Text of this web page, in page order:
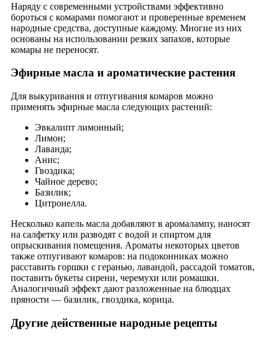
Наряду с современными устройствами эффективно
бороться с комарами помогают и проверенные временем
народные средства, доступные каждому. Многие из них
основаны на использовании резких запахов, которые
комары не переносят.
Эфирные масла и ароматические растения
Для выкуривания и отпугивания комаров можно
применять эфирные масла следующих растений:
Эвкалипт лимонный;
Лимон;
Лаванда;
Анис;
Гвоздика;
Чайное дерево;
Базилик;
Цитронелла.
Несколько капель масла добавляют в аромалампу, наносят
на салфетку или разводят с водой и спиртом для
опрыскивания помещения. Ароматы некоторых цветов
также отпугивают комаров: на подоконниках можно
расставить горшки с геранью, лавандой, рассадой томатов,
поставить букеты сирени, черемухи или ромашки.
Аналогичный эффект дают разложенные на блюдцах
пряности — базилик, гвоздика, корица.
Другие действенные народные рецепты